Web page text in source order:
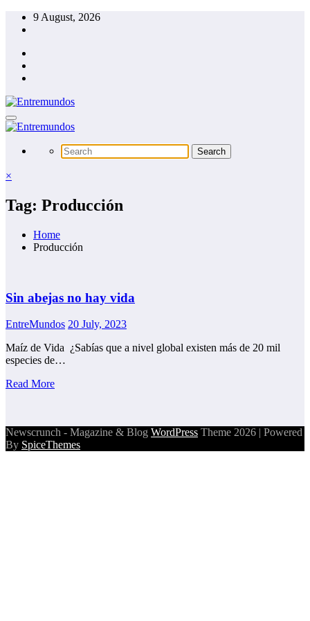
Skip
9 August, 2026
×
Tag: Producción
Home
Producción
Sin abejas no hay vida
EntreMundos 20 July, 2023
Maíz de Vida ¿Sabías que a nivel global existen más de 20 mil
especies de…
Read More
Newscrunch - Magazine & Blog WordPress Theme 2026 | Powered
By SpiceThemes